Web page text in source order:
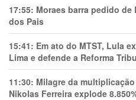
17:55: Moraes barra pedido
dos Pais
15:41: Em ato do MTST, Lula
Lima e defende a Reforma
11:30: Milagre da
Nikolas Ferreira explode